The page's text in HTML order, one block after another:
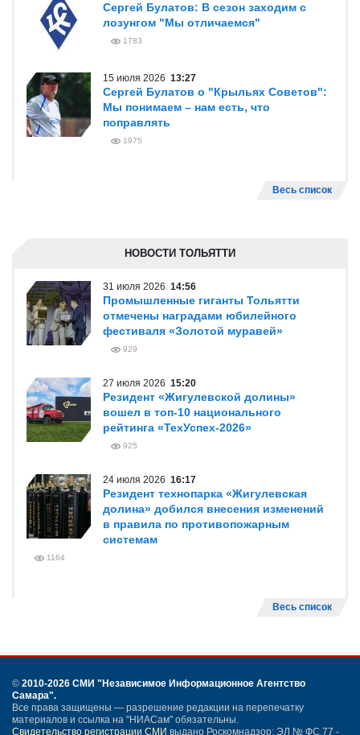
Сергей Булатов: В сезон заходим с
лозунгом "Мы отличаемся"
1783
15 июля 2026 13:27
Сергей Булатов о "Крыльях Советов":
Мы понимаем – нам есть, что
поправлять
1975
Весь список
НОВОСТИ ТОЛЬЯТТИ
31 июля 2026 14:56
Промышленные гиганты Тольятти
отмечены наградами юбилейного
фестиваля «Золотой муравей»
929
27 июля 2026 15:20
Резидент «Жигулевской долины»
вошел в топ-10 национального
рейтинга «ТехУспех-2026»
925
24 июля 2026 16:17
Резидент технопарка «Жигулевская
долина» добился внесения изменений
в правила по противопожарным
системам
1164
Весь список
© 2010-2026 СМИ "Независимое Информационное Агентство
Самара".
Все права защищены — разрешение редакции на перепечатку
материалов и ссылка на "НИАСам" обязательны.
Свидетельство регистрации СМИ выдано Роскомнадзор: ЭЛ № ФС 77 -